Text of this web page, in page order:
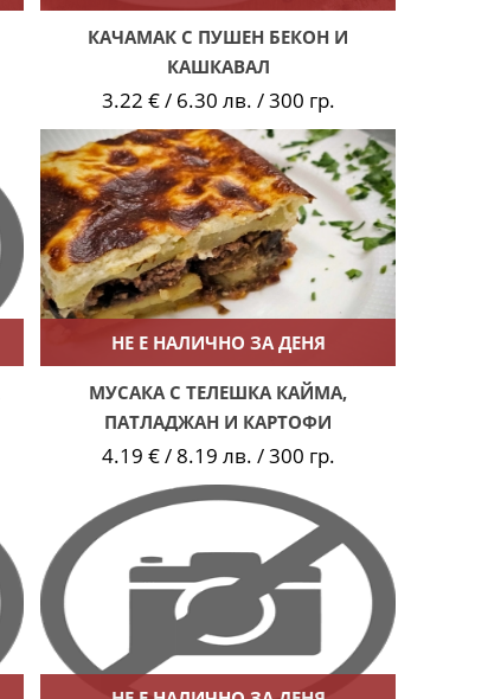
КАЧАМАК С ПУШЕН БЕКОН И
КАШКАВАЛ
3.22 € / 6.30 лв. / 300 гр.
НЕ Е НАЛИЧНО ЗА ДЕНЯ
МУСАКА С ТЕЛЕШКА КАЙМА,
ПАТЛАДЖАН И КАРТОФИ
4.19 € / 8.19 лв. / 300 гр.